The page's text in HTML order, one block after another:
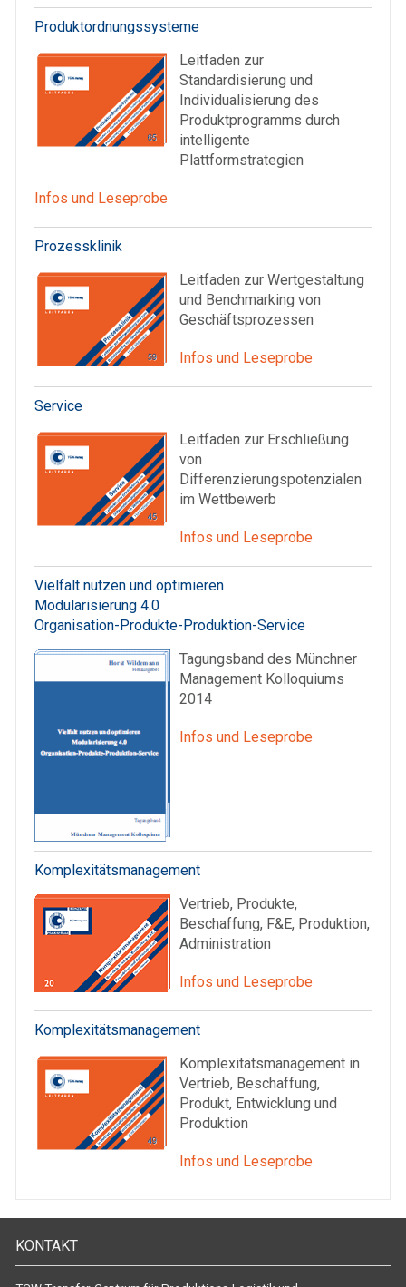
Produktordnungssysteme
Leitfaden zur
Standardisierung und
Individualisierung des
Produktprogramms durch
intelligente
Plattformstrategien
Infos und Leseprobe
Prozessklinik
Leitfaden zur Wertgestaltung
und Benchmarking von
Geschäftsprozessen
Infos und Leseprobe
Service
Leitfaden zur Erschließung
von
Differenzierungspotenzialen
im Wettbewerb
Infos und Leseprobe
Vielfalt nutzen und optimieren
Modularisierung 4.0
Organisation-Produkte-Produktion-Service
Tagungsband des Münchner
Management Kolloquiums
2014
Infos und Leseprobe
Komplexitätsmanagement
Vertrieb, Produkte,
Beschaffung, F&E, Produktion,
Administration
Infos und Leseprobe
Komplexitätsmanagement
Komplexitätsmanagement in
Vertrieb, Beschaffung,
Produkt, Entwicklung und
Produktion
Infos und Leseprobe
KONTAKT